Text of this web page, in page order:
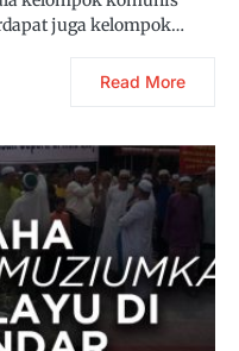
juga kelompok…
Read More